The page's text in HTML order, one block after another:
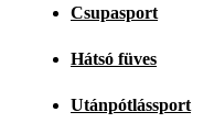
Csupasport
Hátsó füves
Utánpótlássport